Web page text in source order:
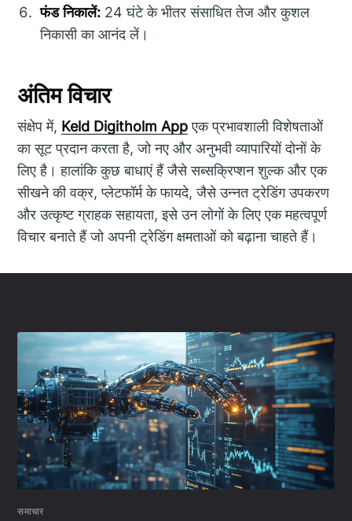
फंड निकालें: 24 घंटे के भीतर संसाधित तेज और कुशल
निकासी का आनंद लें।
अंतिम विचार
संक्षेप में, Keld Digitholm Appएक प्रभावशाली विशेषताओं
का सूट प्रदान करता है, जो नए और अनुभवी व्यापारियों दोनों के
लिए है। हालांकि कुछ बाधाएं हैं जैसे सब्सक्रिप्शन शुल्क और एक
सीखने की वक्र, प्लेटफॉर्म के फायदे, जैसे उन्नत ट्रेडिंग उपकरण
और उत्कृष्ट ग्राहक सहायता, इसे उन लोगों के लिए एक महत्वपूर्ण
विचार बनाते हैं जो अपनी ट्रेडिंग क्षमताओं को बढ़ाना चाहते हैं।
समाचार